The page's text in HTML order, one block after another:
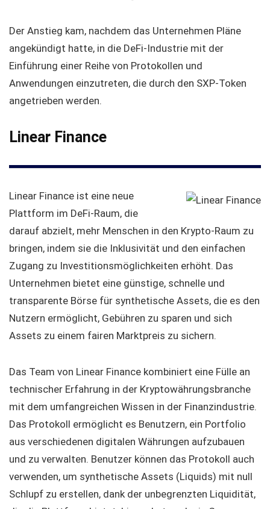
Der Anstieg kam, nachdem das Unternehmen Pläne
angekündigt hatte, in die DeFi-Industrie mit der
Einführung einer Reihe von Protokollen und
Anwendungen einzutreten, die durch den SXP-Token
angetrieben werden.
Linear Finance
Linear Finance ist eine neue
Plattform im DeFi-Raum, die
darauf abzielt, mehr Menschen in den Krypto-Raum zu
bringen, indem sie die Inklusivität und den einfachen
Zugang zu Investitionsmöglichkeiten erhöht. Das
Unternehmen bietet eine günstige, schnelle und
transparente Börse für synthetische Assets, die es den
Nutzern ermöglicht, Gebühren zu sparen und sich
Assets zu einem fairen Marktpreis zu sichern.
Das Team von Linear Finance kombiniert eine Fülle an
technischer Erfahrung in der Kryptowährungsbranche
mit dem umfangreichen Wissen in der Finanzindustrie.
Das Protokoll ermöglicht es Benutzern, ein Portfolio
aus verschiedenen digitalen Währungen aufzubauen
und zu verwalten. Benutzer können das Protokoll auch
verwenden, um synthetische Assets (Liquids) mit null
Schlupf zu erstellen, dank der unbegrenzten Liquidität,